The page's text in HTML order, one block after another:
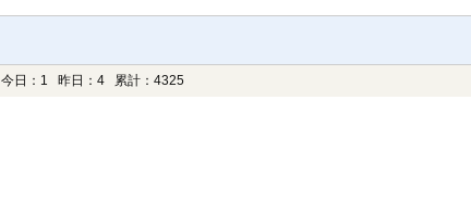
今日：1 昨日：4 累計：4325